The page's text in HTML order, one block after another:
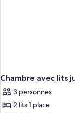
Chambre avec lits
3 personnes
2 lits 1 place